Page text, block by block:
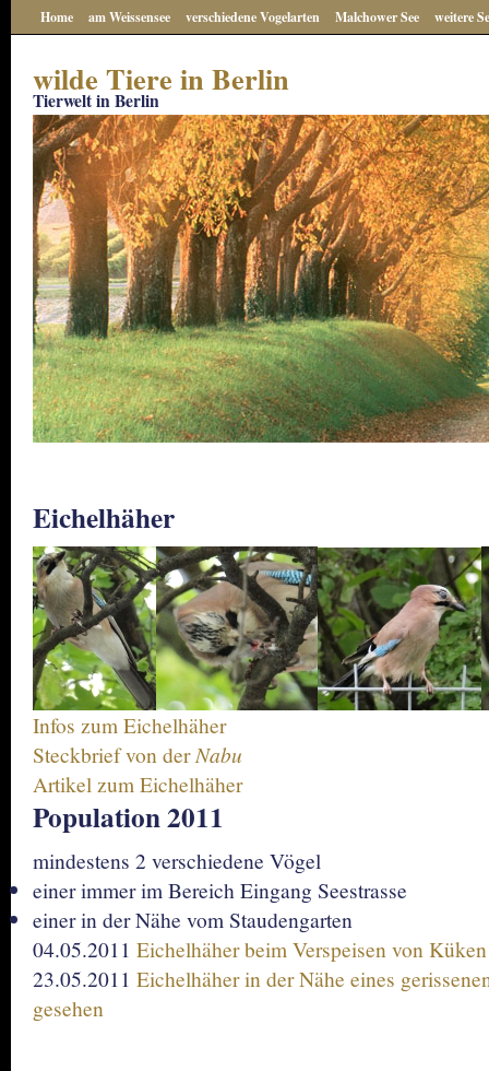
Home am Weissensee verschiedene Vogelarten Malchower See weitere
wilde Tiere in Berlin
Tierwelt in Berlin
Eichelhäher
Infos zum Eichelhäher
Steckbrief von derNabu
Artikel zum Eichelhäher
Population 2011
mindestens 2 verschiedene Vögel
einer immer im Bereich Eingang Seestrasse
einer in der Nähe vom Staudengarten
04.05.2011 Eichelhäher beim Verspeisen von
23.05.2011 Eichelhäher in der Nähe eines
gesehen